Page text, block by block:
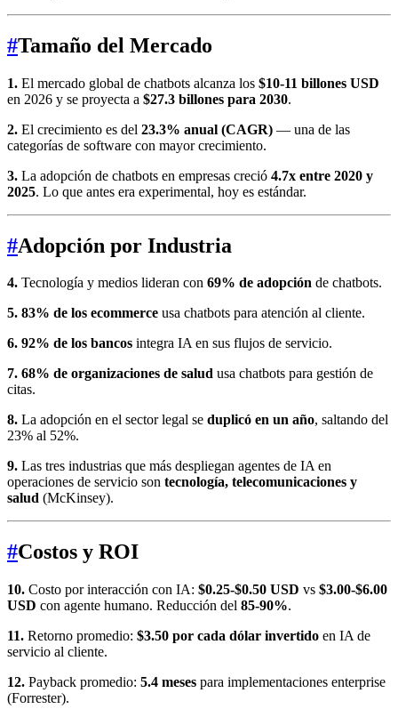
#Tamaño del Mercado
1. El mercado global de chatbots alcanza los $10-11 billones USD
en 2026 y se proyecta a $27.3 billones para 2030.
2. El crecimiento es del 23.3% anual (CAGR) — una de las
categorías de software con mayor crecimiento.
3. La adopción de chatbots en empresas creció 4.7x entre 2020 y
2025. Lo que antes era experimental, hoy es estándar.
#Adopción por Industria
4. Tecnología y medios lideran con 69% de adopción de chatbots.
5. 83% de los ecommerce usa chatbots para atención al cliente.
6. 92% de los bancos integra IA en sus flujos de servicio.
7. 68% de organizaciones de salud usa chatbots para gestión de
citas.
8. La adopción en el sector legal se duplicó en un año, saltando del
23% al 52%.
9. Las tres industrias que más despliegan agentes de IA en
operaciones de servicio son tecnología, telecomunicaciones y
salud (McKinsey).
#Costos y ROI
10. Costo por interacción con IA: $0.25-$0.50 USD vs $3.00-$6.00
USD con agente humano. Reducción del 85-90%.
11. Retorno promedio: $3.50 por cada dólar invertido en IA de
servicio al cliente.
12. Payback promedio: 5.4 meses para implementaciones enterprise
(Forrester).